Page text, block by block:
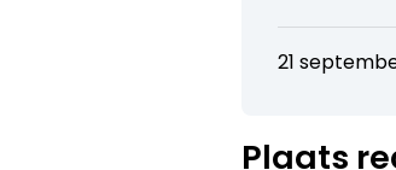
21
Plaats